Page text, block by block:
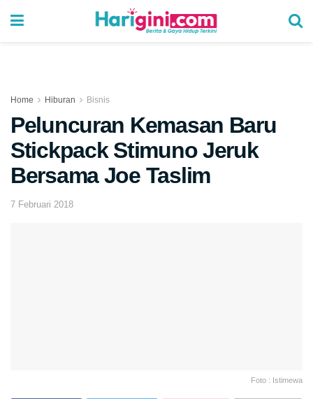
Home Hiburan Bisnis
Peluncuran Kemasan Baru
Stickpack Stimuno Jeruk
Bersama Joe Taslim
7 Februari 2018
Foto : Istimewa